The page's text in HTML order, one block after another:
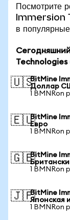
Посмотрите
Immersion
в
Technologies
🇺🇸BitMine
Доллар
1 BMNRon
🇪🇺BitMine
Евро
1 BMNRon
🇬🇧BitMine
1 BMNRon
🇯🇵BitMine
Японская
1 BMNRon